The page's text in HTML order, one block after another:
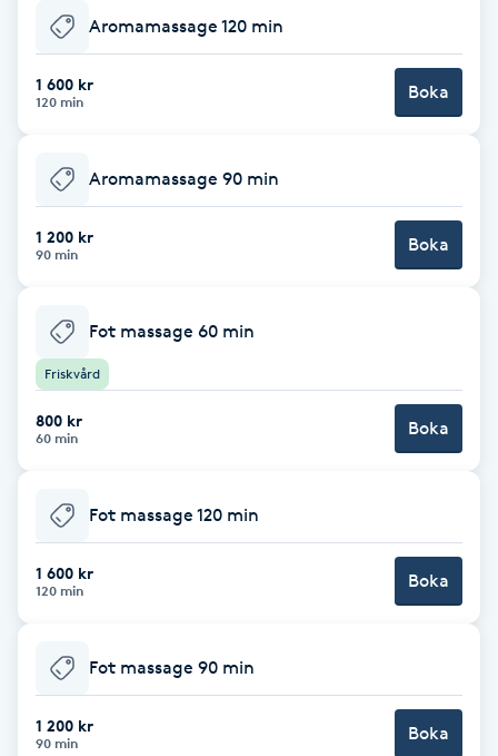
Blowout
Bottenfärg
Brynformning
Brynfärgning
Bröllopsuppsättning
Coachning
Color correction
Damklippning
Aromamassage 120 min
1 600 kr
120 min Boka
Aromamassage 90 min
1 200 kr
90 min Boka
Fot massage 60 min
Friskvård
800 kr
60 min Boka
Fot massage 120 min
1 600 kr
120 min Boka
Fot massage 90 min
1 200 kr
90 min Boka